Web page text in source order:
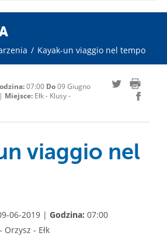
/ Kayak-un viaggio nel tempo
07:00 Do09 Giugno
Miejsce: Ełk - Klusy -
viaggio nel
06-2019 | Godzina: 07:00
Orzysz - Ełk